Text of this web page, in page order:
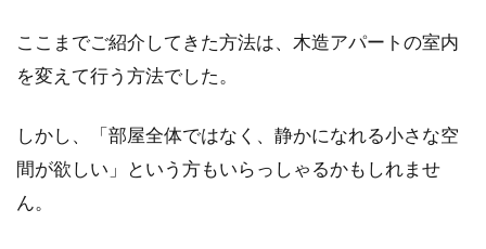
ここまでご紹介してきた方法は、木造アパートの室内
を変えて行う方法でした。
しかし、「部屋全体ではなく、静かになれる小さな空
間が欲しい」という方もいらっしゃるかもしれませ
ん。